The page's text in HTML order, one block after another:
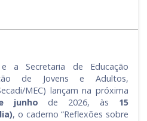
a Secretaria de Educação
de Jovens e Adultos,
MEC) lançam na próxima
junho de 2026, às 15
, o caderno “Reflexões sobre